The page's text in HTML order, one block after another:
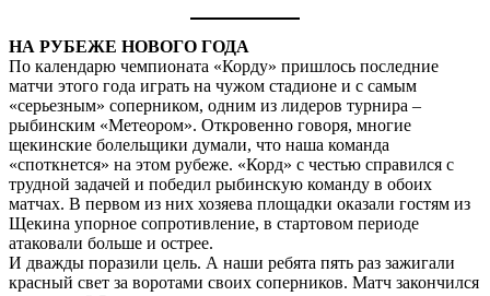
НА РУБЕЖЕ НОВОГО ГОДА
По календарю чемпионата «Корду» пришлось последние
матчи этого года играть на чужом стадионе и с самым
«серьезным» соперником, одним из лидеров турнира –
рыбинским «Метеором». Откровенно говоря, многие
щекинские болельщики думали, что наша команда
«споткнется» на этом рубеже. «Корд» с честью справился с
трудной задачей и победил рыбинскую команду в обоих
матчах. В первом из них хозяева площадки оказали гостям из
Щекина упорное сопротивление, в стартовом периоде
атаковали больше и острее.
И дважды поразили цель. А наши ребята пять раз зажигали
красный свет за воротами своих соперников. Матч закончился